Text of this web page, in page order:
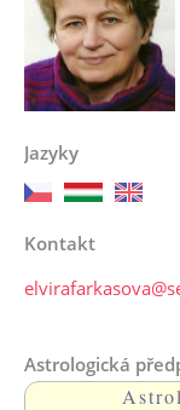
Jazyky
Kontakt
Astrologická